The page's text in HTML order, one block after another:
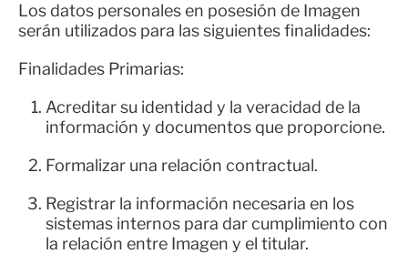
Los datos personales en posesión de Imagen
serán utilizados para las siguientes finalidades:
Finalidades Primarias:
Acreditar su identidad y la veracidad de la
información y documentos que proporcione.
Formalizar una relación contractual.
Registrar la información necesaria en los
sistemas internos para dar cumplimiento con
la relación entre Imagen y el titular.